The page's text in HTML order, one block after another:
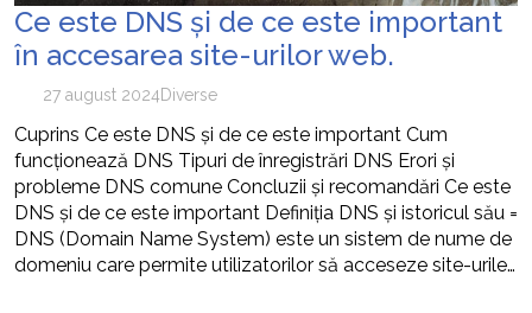
Ce este DNS și de ce este important
în accesarea site-urilor web.
27 august 2024Diverse
Cuprins Ce este DNS și de ce este important Cum
funcționează DNS Tipuri de înregistrări DNS Erori și
probleme DNS comune Concluzii și recomandări Ce este
DNS și de ce este important Definiția DNS și istoricul său =
DNS (Domain Name System) este un sistem de nume de
domeniu care permite utilizatorilor să acceseze site-urile…